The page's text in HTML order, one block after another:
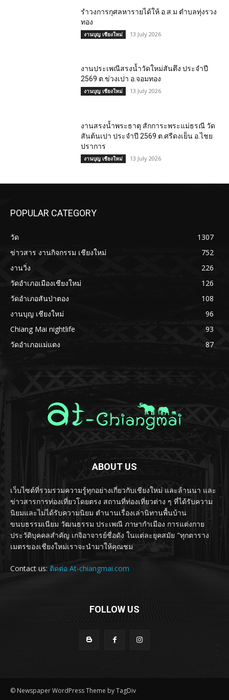
รำวงการกุศลหารายได้ให้ อ.ส.ม ตำบลทุ่งรวง
ทอง
งานบุญ เชียงใหม่ 13 July 2026
งานประเพณีสรงน้ำวัดใหม่สันตึง ประจำปี
2569 ต.ข่วงเปา อ.จอมทอง
งานบุญ เชียงใหม่ 13 July 2026
งานสรงน้ำพระธาตุ สักการะพระแม่ธรณี วัด
สันต้นเปา ประจำปี 2569 ต.ศรีดงเย็น อ.ไชย
ปราการ
งานบุญ เชียงใหม่ 13 July 2026
POPULAR CATEGORY
วัด
1307
ข่าวสาร งานกิจกรรม เชียงใหม่
752
งานวิ่ง
226
วัดอำเภอเมืองเชียงใหม่
126
วัดอำเภอสันป่าตอง
108
งานบุญ เชียงใหม่
96
Chiang Mai nightlife
93
วัดอำเภอแม่แตง
87
ABOUT US
เว็บไซต์ที่รวมรวมความรู้ทุกอย่างเกี่ยวกับเชียงใหม่ และล้านนา และ
ข่าวสารการท่องเที่ยวโดยตรง สถานที่ท่องเที่ยวต่าง ๆ ที่ได้รับความ
นิยมและไม่ได้รับความนิยม ตำนานเรื่องเล่านิทานพื้นบ้าน
ขนบธรรมเนียม วัฒนธรรม ประเพณี ภาษากำเมือง การแต่งกาย
ประวัติบุคคลสำคัญ เกจิอาจารย์ชื่อดัง ในแต่ละยุคสมัย "ทุกตาราง
เมตรของเชียงใหม่เราจะนำมาให้คุณชม
Contact us: ติดต่อ At-chiangmai.com
FOLLOW US
© Newspaper WordPress Theme by TagDiv